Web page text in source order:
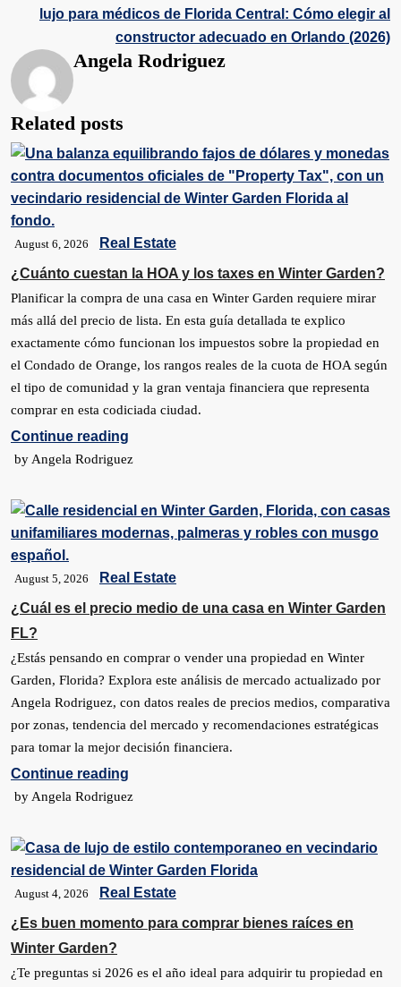
lujo para médicos de Florida Central: Cómo elegir al
constructor adecuado en Orlando (2026)
Angela Rodriguez
Related posts
August 6, 2026
Real Estate
¿Cuánto cuestan la HOA y los taxes en Winter Garden?
Planificar la compra de una casa en Winter Garden requiere mirar
más allá del precio de lista. En esta guía detallada te explico
exactamente cómo funcionan los impuestos sobre la propiedad en
el Condado de Orange, los rangos reales de la cuota de HOA según
el tipo de comunidad y la gran ventaja financiera que representa
comprar en esta codiciada ciudad.
Continue reading
by Angela Rodriguez
August 5, 2026
Real Estate
¿Cuál es el precio medio de una casa en Winter Garden
FL?
¿Estás pensando en comprar o vender una propiedad en Winter
Garden, Florida? Explora este análisis de mercado actualizado por
Angela Rodriguez, con datos reales de precios medios, comparativa
por zonas, tendencia del mercado y recomendaciones estratégicas
para tomar la mejor decisión financiera.
Continue reading
by Angela Rodriguez
August 4, 2026
Real Estate
¿Es buen momento para comprar bienes raíces en
Winter Garden?
¿Te preguntas si 2026 es el año ideal para adquirir tu propiedad en